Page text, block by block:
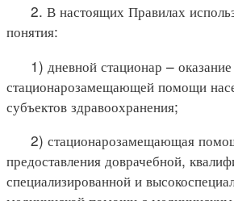
2. В настоящих Правилах
понятия:
1) дневной стационар – оказание
стационарозамещающей помощи
субъектов здравоохранения;
2) стационарозамещающая
предоставления доврачебной,
специализированной и